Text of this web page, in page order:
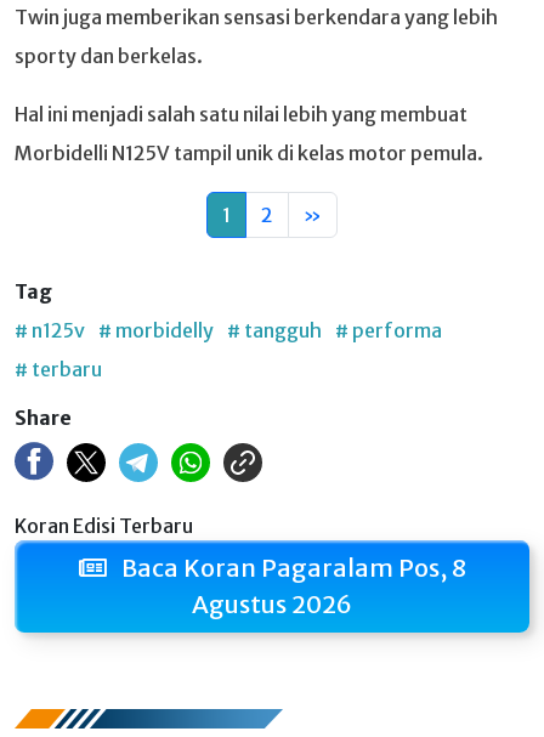
Twin juga memberikan sensasi berkendara yang lebih
sporty dan berkelas.
Hal ini menjadi salah satu nilai lebih yang membuat
Morbidelli N125V tampil unik di kelas motor pemula.
1 2 »
Tag
# n125v # morbidelly # tangguh
# performa
# terbaru
Share
Koran Edisi Terbaru
Baca Koran Pagaralam Pos, 8
Agustus 2026